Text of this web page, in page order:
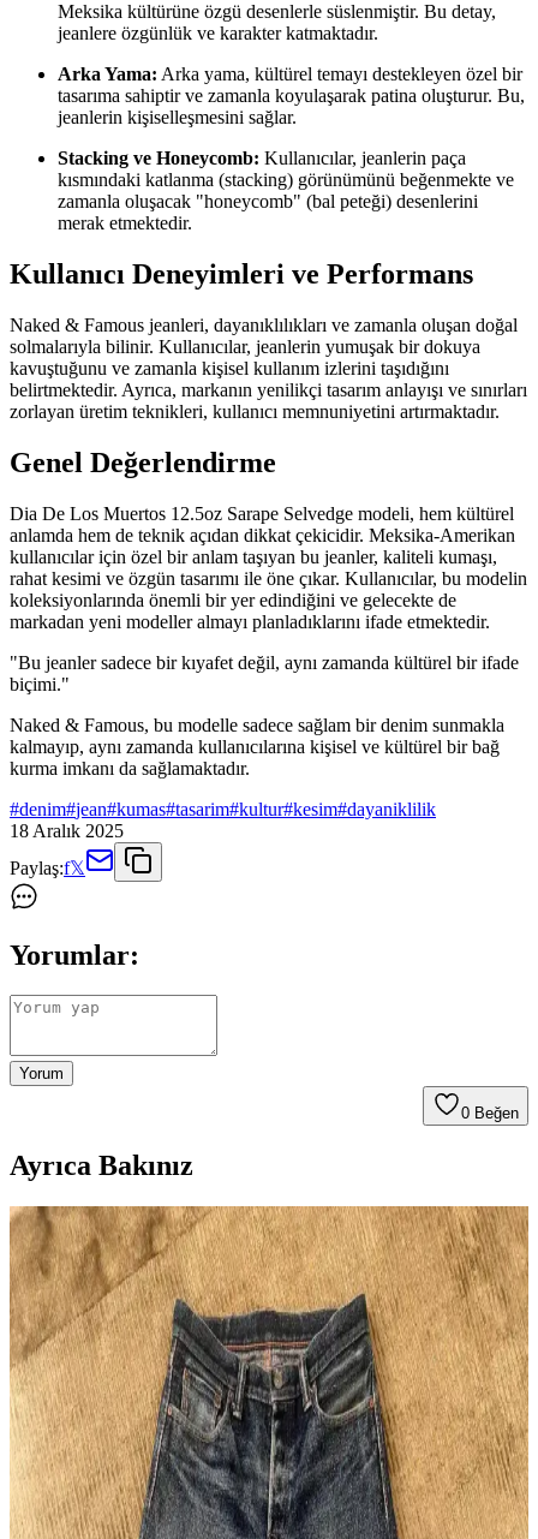
Meksika kültürüne özgü desenlerle süslenmiştir. Bu detay,
jeanlere özgünlük ve karakter katmaktadır.
Arka Yama: Arka yama, kültürel temayı destekleyen özel bir
tasarıma sahiptir ve zamanla koyulaşarak patina oluşturur. Bu,
jeanlerin kişiselleşmesini sağlar.
Stacking ve Honeycomb: Kullanıcılar, jeanlerin paça
kısmındaki katlanma (stacking) görünümünü beğenmekte ve
zamanla oluşacak "honeycomb" (bal peteği) desenlerini
merak etmektedir.
Kullanıcı Deneyimleri ve Performans
Naked & Famous jeanleri, dayanıklılıkları ve zamanla oluşan doğal
solmalarıyla bilinir. Kullanıcılar, jeanlerin yumuşak bir dokuya
kavuştuğunu ve zamanla kişisel kullanım izlerini taşıdığını
belirtmektedir. Ayrıca, markanın yenilikçi tasarım anlayışı ve sınırları
zorlayan üretim teknikleri, kullanıcı memnuniyetini artırmaktadır.
Genel Değerlendirme
Dia De Los Muertos 12.5oz Sarape Selvedge modeli, hem kültürel
anlamda hem de teknik açıdan dikkat çekicidir. Meksika-Amerikan
kullanıcılar için özel bir anlam taşıyan bu jeanler, kaliteli kumaşı,
rahat kesimi ve özgün tasarımı ile öne çıkar. Kullanıcılar, bu modelin
koleksiyonlarında önemli bir yer edindiğini ve gelecekte de
markadan yeni modeller almayı planladıklarını ifade etmektedir.
"Bu jeanler sadece bir kıyafet değil, aynı zamanda kültürel bir ifade
biçimi."
Naked & Famous, bu modelle sadece sağlam bir denim sunmakla
kalmayıp, aynı zamanda kullanıcılarına kişisel ve kültürel bir bağ
kurma imkanı da sağlamaktadır.
#denim#jean#kumas#tasarim#kultur#kesim#dayaniklilik
18 Aralık 2025
Paylaş:f𝕏
Yorumlar:
Yorum
0 Beğen
Ayrıca Bakınız
Unbranded UB701 Raw Selvedge Denim: Geniş
Paça Kesim, Konfor ve Bakım Rehberi
Unbranded UB701, geniş paça raw selvedge denim pantolon olarak
sert kumaşı zamanla yumuşar. Kesim özellikleri, manşet detayları ve
bakım önerileriyle uzun ömürlü kullanım sağlar.
Naked & Famous Red Elephant Denim: 14 Ay
Kullanımda Renk Solması ve Kumaş Özellikleri
Naked & Famous Red Elephant denim, 14 ay düzenli kullanımda
kırmızı ve mor tonlarda özgün renk solması sunar. 21 ons ağırlığında
olup yumuşak ve konforludur, sınırlı üretimdir.